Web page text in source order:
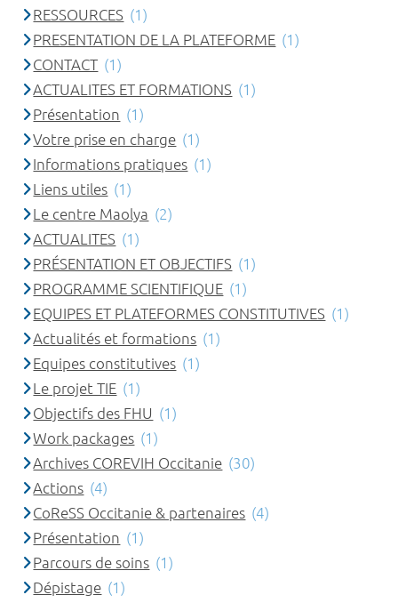
RESSOURCES (1)
PRESENTATION DE LA PLATEFORME (1)
CONTACT (1)
ACTUALITES ET FORMATIONS (1)
Présentation (1)
Votre prise en charge (1)
Informations pratiques (1)
Liens utiles (1)
Le centre Maolya (2)
ACTUALITES (1)
PRÉSENTATION ET OBJECTIFS (1)
PROGRAMME SCIENTIFIQUE (1)
EQUIPES ET PLATEFORMES CONSTITUTIVES (1)
Actualités et formations (1)
Equipes constitutives (1)
Le projet TIE (1)
Objectifs des FHU (1)
Work packages (1)
Archives COREVIH Occitanie (30)
Actions (4)
CoReSS Occitanie & partenaires (4)
Présentation (1)
Parcours de soins (1)
Dépistage (1)